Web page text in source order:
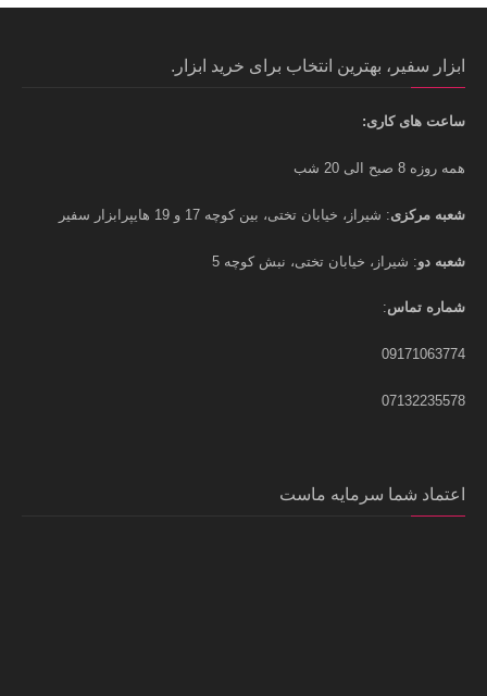
ابزار سفیر، بهترین انتخاب برای خرید ابزار.
ساعت های کاری:
همه روزه 8 صبح الی 20 شب
شعبه مرکزی: شیراز، خیابان تختی، بین کوچه 17 و 19 هایپرابزار سفیر
شعبه دو: شیراز، خیابان تختی، نبش کوچه 5
شماره تماس:
09171063774
07132235578
اعتماد شما سرمایه ماست